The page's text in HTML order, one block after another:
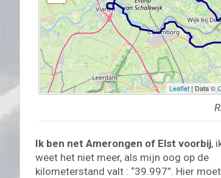
Leaflet| Data ©
Ik ben net Amerongen of Elst voorbij,
weet het niet meer, als mijn oog op de
kilometerstand valt : “39.997”. Hier